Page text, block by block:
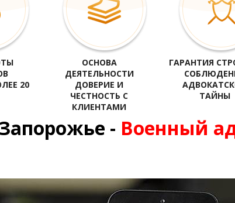
20
ОСНОВА
ДЕЯТЕЛЬНОСТИ
ДОВЕРИЕ И
ЧЕСТНОСТЬ С
КЛИЕНТАМИ
ГАРАНТИЯ
ТАЙНЫ
- Военный